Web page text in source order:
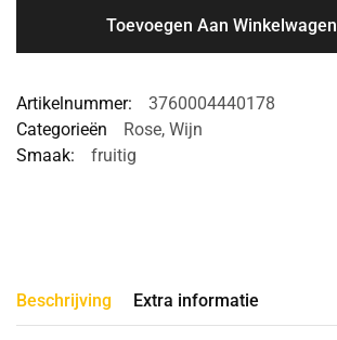
Toevoegen Aan Winkelwagen
Artikelnummer:
3760004440178
Categorieën
Rose, Wijn
Smaak:
fruitig
Beschrijving Extra informatie